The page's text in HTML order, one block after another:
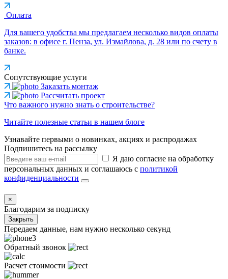
Оплата
Для вашего удобства мы предлагаем несколько видов оплаты
заказов: в офисе г. Пенза, ул. Измайлова, д. 28 или по счету в
банке.
Сопутствующие услуги
Заказать монтаж
Рассчитать проект
Что важного нужно знать о строительстве?
Читайте полезные статьи в нашем блоге
Узнавайте первыми о новинках, акциях и распродажах
Подпишитесь на рассылку
Я даю согласие на обработку
персональных данных и соглашаюсь с политикой
конфиденциальности
×
Благодарим за подписку
Закрыть
Передаем данные, нам нужно несколько секунд
Обратный звонок
Расчет стоимости